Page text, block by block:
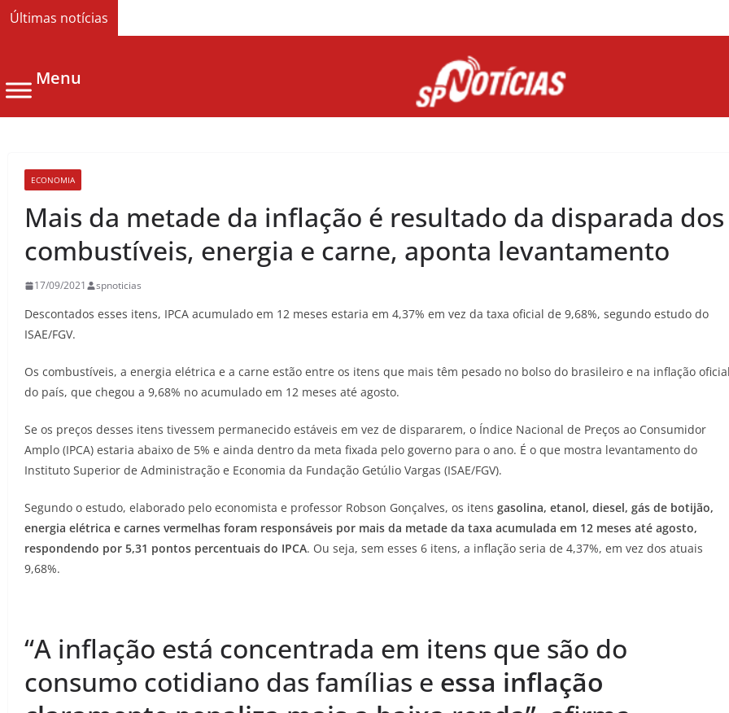
Últimas notícias
Menu
ECONOMIA
Mais da metade da inflação é resultado da disparada dos
combustíveis, energia e carne, aponta levantamento
17/09/2021 spnoticias
Descontados esses itens, IPCA acumulado em 12 meses estaria em 4,37% em vez da taxa oficial de 9,68%, segundo estudo do
ISAE/FGV.
Os combustíveis, a energia elétrica e a carne estão entre os itens que mais têm pesado no bolso do brasileiro e na inflação
do país, que chegou a 9,68% no acumulado em 12 meses até agosto.
Se os preços desses itens tivessem permanecido estáveis em vez de dispararem, o Índice Nacional de Preços ao Consumidor
Amplo (IPCA) estaria abaixo de 5% e ainda dentro da meta fixada pelo governo para o ano. É o que mostra levantamento do
Instituto Superior de Administração e Economia da Fundação Getúlio Vargas (ISAE/FGV).
Segundo o estudo, elaborado pelo economista e professor Robson Gonçalves, os itens gasolina, etanol, diesel, gás de botijão,
energia elétrica e carnes vermelhas foram responsáveis por mais da metade da taxa acumulada em 12 meses até agosto,
respondendo por 5,31 pontos percentuais do IPCA. Ou seja, sem esses 6 itens, a inflação seria de 4,37%, em vez dos atuais
9,68%.
“A inflação está concentrada em itens que são do
consumo cotidiano das famílias e essa inflação